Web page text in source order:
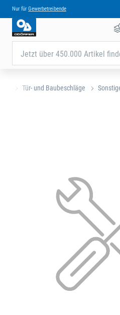
Nur für Gewerbetreibende
Jetzt über 450.000 Artikel
Tür- und Baubeschläge